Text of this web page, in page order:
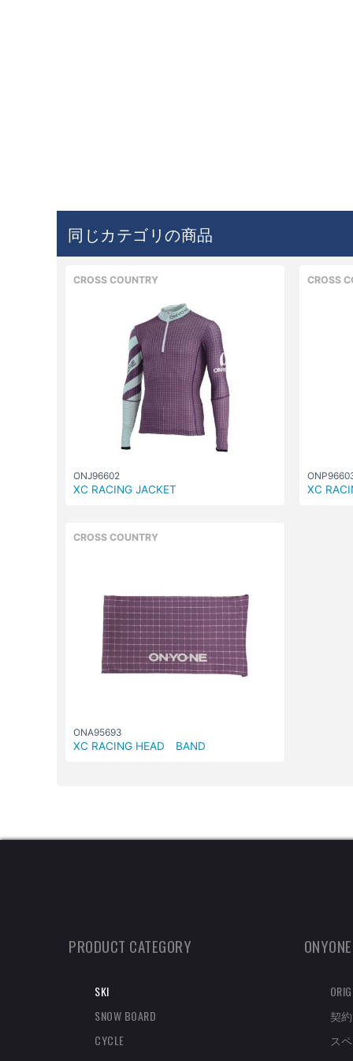
同じカテゴリの商品
CROSS COUNTRY
ONJ96602
XC RACING JACKET
CROSS
XC
CROSS COUNTRY
ONA95693
XC RACING HEAD BAND
PRODUCT CATEGORY
SKI
SNOW BOARD
CYCLE
契
ス